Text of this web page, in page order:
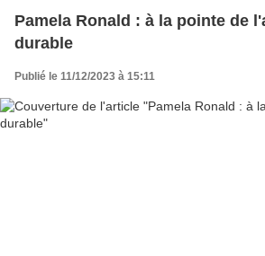
Pamela Ronald : à la pointe de
durable
Publié le 11/12/2023 à 15:11